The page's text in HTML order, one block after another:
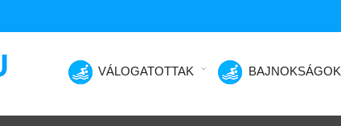
VÁLOGATOTTAK BAJNOKSÁGOK